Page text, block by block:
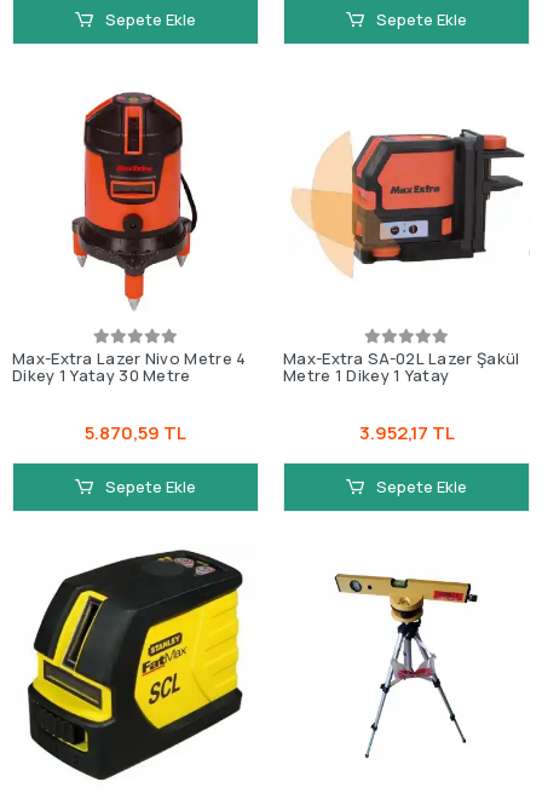
Sepete Ekle Sepete Ekle
Max-Extra Lazer Nivo Metre 4
Dikey 1 Yatay 30 Metre
5.870,59 TL
Sepete Ekle
Max-Extra SA-02L Lazer Şakül
Metre 1 Dikey 1 Yatay
3.952,17 TL
Sepete Ekle